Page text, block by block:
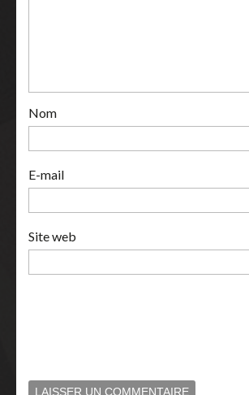
Nom
E-mail
Site web